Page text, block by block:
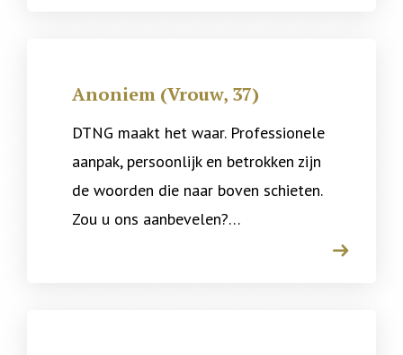
Anoniem (Vrouw, 37)
DTNG maakt het waar. Professionele
aanpak, persoonlijk en betrokken zijn
de woorden die naar boven schieten.
Zou u ons aanbevelen?…
arrow